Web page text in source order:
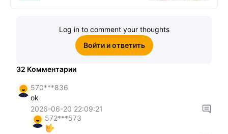
Log in to comment your thoughts
Войти и ответить
32 Комментарии
570***836
ok
2026-06-20 22:09:21
572***573